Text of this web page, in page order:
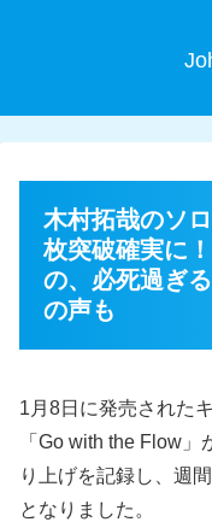
木村拓哉のソ
枚突破確実に
の、必死過ぎ
の声も
1月8日に発売された
「Go with the Flow
り上げを記録し、週
となりました。